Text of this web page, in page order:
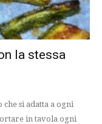
la stessa
si adatta a ogni
in tavola ogni